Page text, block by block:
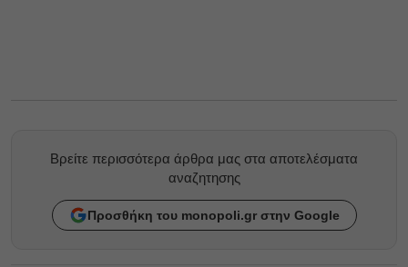
Βρείτε περισσότερα άρθρα μας στα αποτελέσματα
αναζητησης
Προσθήκη του monopoli.gr στην Google